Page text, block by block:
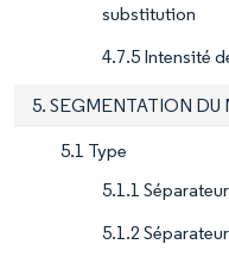
substitution
4.7.5 Intensité
5. SEGMENTATION DU
5.1 Type
5.1.1
5.1.2